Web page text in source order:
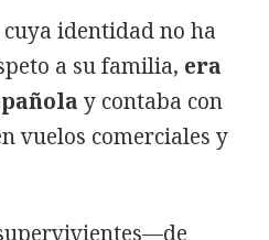
cuya identidad no ha
a su familia, era
y contaba con
vuelos comerciales y